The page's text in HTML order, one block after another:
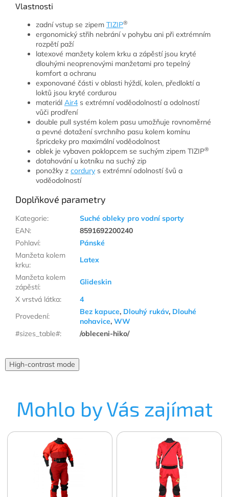
Vlastnosti
zadní vstup se zipem TIZIP®
ergonomický střih nebrání v pohybu ani při extrémním
rozpětí paží
latexové manžety kolem krku a zápěstí jsou kryté
dlouhými neoprenovými manžetami pro tepelný
komfort a ochranu
exponované části v oblasti hýždí, kolen, předloktí a
loktů jsou kryté cordurou
materiál Air4 s extrémní voděodolností a odolností
vůči prodření
double pull systém kolem pasu umožňuje rovnoměrné
a pevné dotažení svrchního pasu kolem komínu
špricdeky pro maximální voděodolnost
oblek je vybaven poklopcem se suchým zipem TIZIP®
dotahování u kotníku na suchý zip
ponožky z cordury s extrémní odolností švů a
voděodolností
Doplňkové parametry
Kategorie:
Suché obleky pro vodní sporty
EAN:
8591692200240
Pohlaví:
Pánské
Manžeta kolem
krku:
Latex
Manžeta kolem
zápěstí:
Glideskin
X vrstvá látka:
4
Provedení: Bez kapuce, Dlouhý rukáv, Dlouhé
nohavice, WW
#sizes_table#: /obleceni-hiko/
High-contrast mode
Mohlo by Vás zajímat